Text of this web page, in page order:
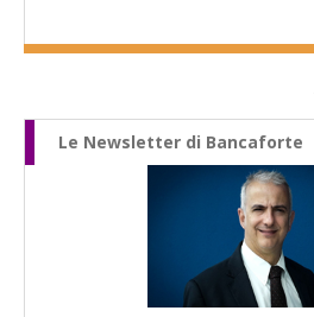
Le Newsletter di Bancaforte